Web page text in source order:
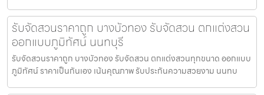
รับจัดสวนราคาถูก บางบัวทอง รับจัดสวน ตกแต่งสวน
ออกแบบภูมิทัศน์ นนทบุรี
รับจัดสวนราคาถูก บางบัวทอง รับจัดสวน ตกแต่งสวนทุกขนาด ออกแบบ
ภูมิทัศน์ ราคาเป็นกันเอง เน้นคุณภาพ รับประกันความสวยงาม นนทบ